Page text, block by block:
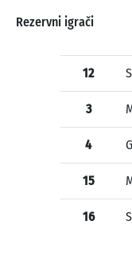
Rezervni igrači
12
3
4
15
16